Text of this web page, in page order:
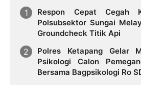
Respon Cepat Cegah
Polsubsektor Sungai
Groundcheck Titik Api
Polres Ketapang Gelar
Psikologi Calon
Bersama Bagpsikologi Ro